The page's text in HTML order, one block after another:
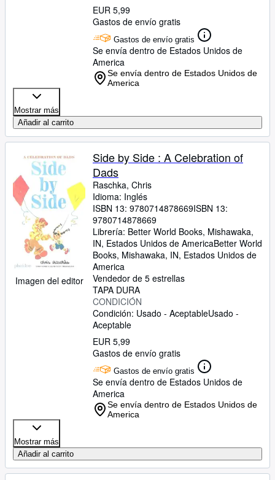
EUR 5,99
Gastos de envío gratis
Gastos de envío gratis
Se envía dentro de Estados Unidos de
America
Se envía dentro de Estados Unidos de
America
Mostrar más
Añadir al carrito
Imagen del editor
Side by Side : A Celebration of
Dads
Raschka, Chris
Idioma: Inglés
ISBN 13: 9780714878669ISBN 13:
9780714878669
Librería: Better World Books, Mishawaka,
IN, Estados Unidos de AmericaBetter World
Books, Mishawaka, IN, Estados Unidos de
America
Vendedor de 5 estrellas
TAPA DURA
CONDICIÓN
Condición: Usado - AceptableUsado -
Aceptable
EUR 5,99
Gastos de envío gratis
Gastos de envío gratis
Se envía dentro de Estados Unidos de
America
Se envía dentro de Estados Unidos de
America
Mostrar más
Añadir al carrito